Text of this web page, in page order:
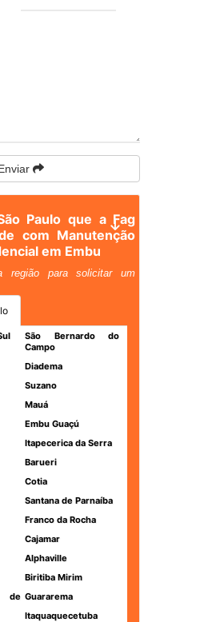
Paulo que a Fag
com Manutenção
em Embu
região para solicitar um
São Bernardo do
Campo
Diadema
Suzano
Mauá
Embu Guaçú
Itapecerica da Serra
Barueri
Cotia
Santana de Parnaíba
Franco da Rocha
Cajamar
Alphaville
Biritiba Mirim
Guararema
Itaquaquecetuba